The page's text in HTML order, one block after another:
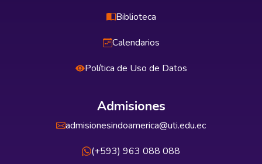
Biblioteca
Calendarios
Política de Uso de Datos
Admisiones
admisionesindoamerica@uti.edu.ec
(+593) 963 088 088